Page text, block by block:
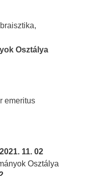
Osztálya
emeritus
11. 02
Osztálya